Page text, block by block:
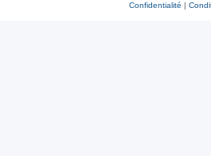
Confidentialité |